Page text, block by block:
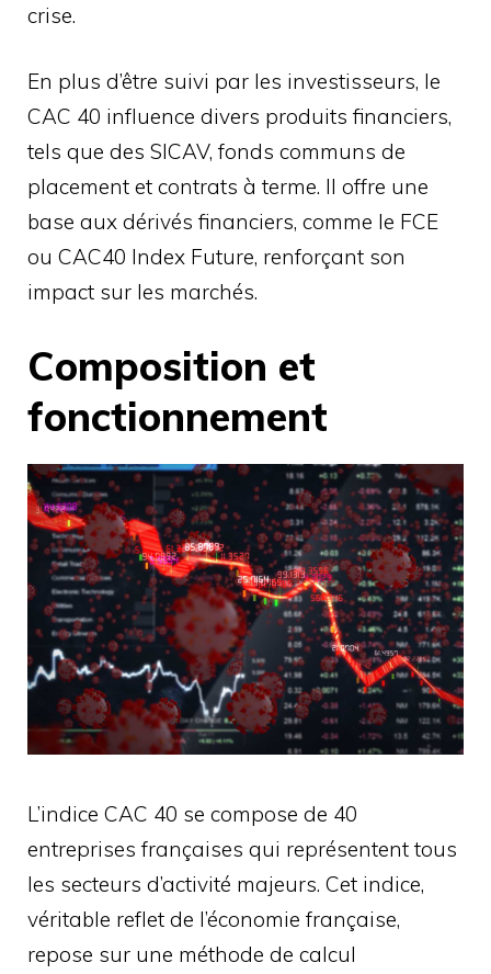
crise.
En plus d’être suivi par les investisseurs, le
CAC 40 influence divers produits financiers,
tels que des SICAV, fonds communs de
placement et contrats à terme. Il offre une
base aux dérivés financiers, comme le FCE
ou CAC40 Index Future, renforçant son
impact sur les marchés.
Composition et
fonctionnement
L’indice CAC 40 se compose de 40
entreprises françaises qui représentent tous
les secteurs d’activité majeurs. Cet indice,
véritable reflet de l’économie française,
repose sur une méthode de calcul